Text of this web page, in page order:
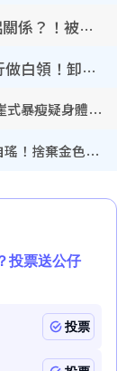
葉蒨文拍拖一周年親自否認情侶關係？！被質疑感情造假竟稱GM「普通同事」
《愛回家》36歲男藝人宣布轉行做白領！卸下藝人身份回歸素人平淡生活
33歲女歌手突然宣佈全面停工！斷崖式暴瘦疑身體亮紅燈！聲明曝︰將暫時淡出
倪嘉雯一刀剪短髮新形象更加似陳自瑤！捨棄金色長髮造型氣質大變超驚喜